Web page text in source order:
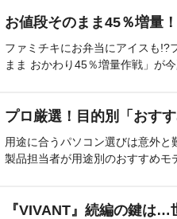
お値段そのまま45％増量
ファミチキにお弁当にアイスも!?
まま おかわり45％増量作戦」が
プロ厳選！目的別「おす
用途に合うパソコン選びは意外
製品担当者が用途別のおすすめモ
『VIVANT』続編の鍵は